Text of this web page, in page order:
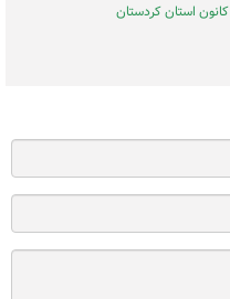
کانون استان کردستان